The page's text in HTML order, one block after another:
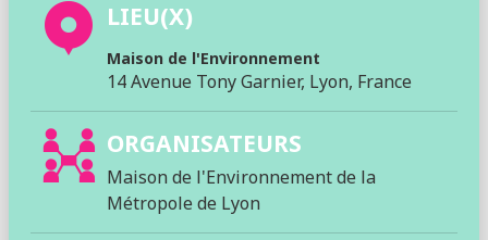
LIEU(X)
Maison de l'Environnement
14 Avenue Tony Garnier, Lyon, France
ORGANISATEURS
Maison de l'Environnement de la
Métropole de Lyon